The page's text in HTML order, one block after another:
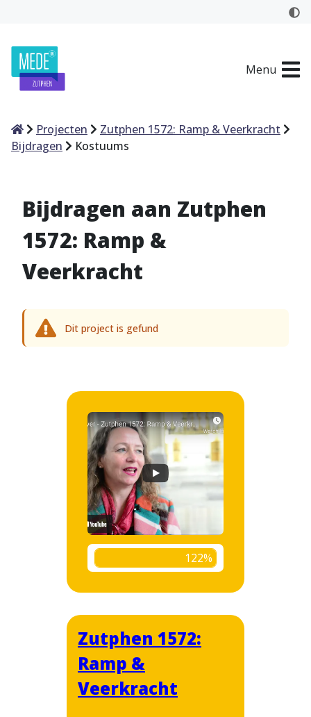
Menu
HomeProjecten
Zutphen 1572: Ramp & Veerkracht
Bijdragen
Kostuums
Bijdragen aan Zutphen
1572: Ramp &
Veerkracht
Dit project is gefund
122%
Zutphen 1572:
Ramp &
Veerkracht